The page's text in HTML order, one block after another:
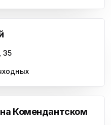
35
Комендантском